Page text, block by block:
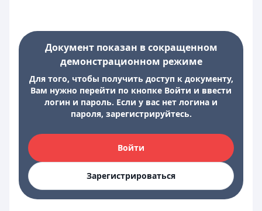
Документ показан в сокращенном
демонстрационном режиме
Для того, чтобы получить доступ к документу,
Вам нужно перейти по кнопке Войти и ввести
логин и пароль. Если у вас нет логина и
пароля, зарегистрируйтесь.
Войти
Зарегистрироваться